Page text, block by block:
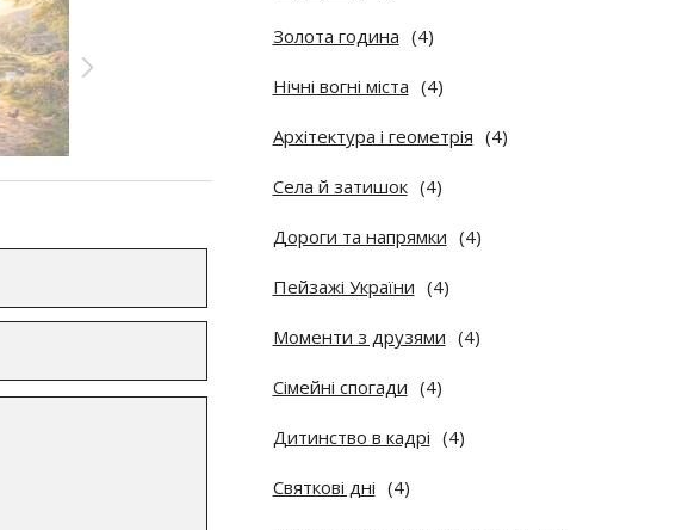
Золота година (4)
Нічні вогні міста (4)
Архітектура і геометрія (4)
Села й затишок (4)
Дороги та напрямки (4)
Пейзажі України (4)
Моменти з друзями (4)
Сімейні спогади (4)
Дитинство в кадрі (4)
Святкові дні (4)